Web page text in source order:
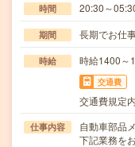
時間 20:30～
期間 長期でお仕
時給 時給1400～
交通費
交通費規定
仕事内容
自動車部品
下記業務を